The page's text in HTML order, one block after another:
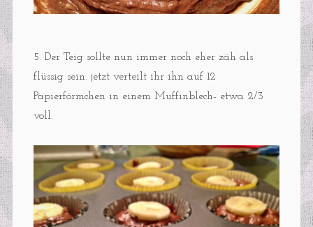
5. Der Teig sollte nun immer noch eher zäh als
flüssig sein. jetzt verteilt ihr ihn auf 12
Papierförmchen in einem Muffinblech- etwa 2/3
voll.